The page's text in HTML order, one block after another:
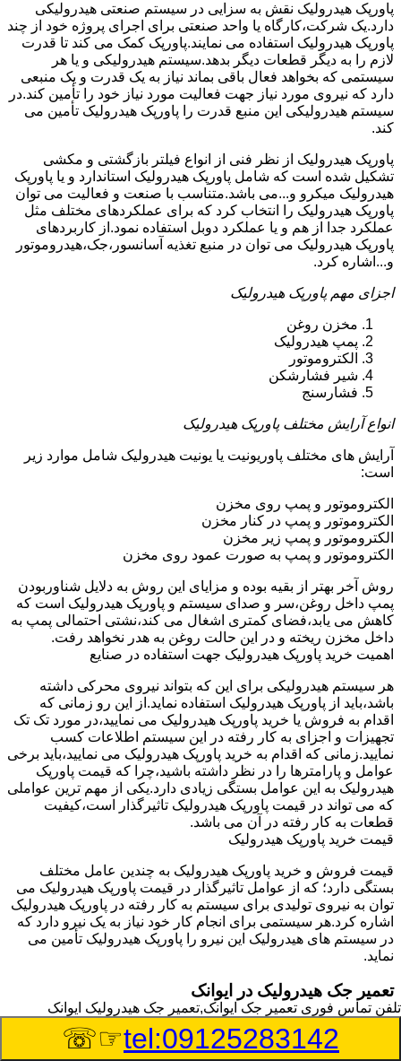
پاورپک هیدرولیک نقش به سزایی در سیستم صنعتی هیدرولیکی
دارد.یک شرکت،کارگاه یا واحد صنعتی برای اجرای پروژه خود از چند
پاورپک هیدرولیک استفاده می نمایند.پاورپک کمک می کند تا قدرت
لازم را به دیگر قطعات دیگر بدهد.سیستم هیدرولیکی و یا هر
سیستمی که بخواهد فعال باقی بماند نیاز به یک قدرت و یک منبعی
دارد که نیروی مورد نیاز جهت فعالیت مورد نیاز خود را تأمین کند.در
سیستم هیدرولیکی این منبع قدرت را پاورپک هیدرولیک تأمین می
کند.
پاورپک هیدرولیک از نظر فنی از انواع فیلتر بازگشتی و مکشی
تشکیل شده است که شامل پاورپک هیدرولیک استاندارد و یا پاورپک
هیدرولیک میکرو و...می باشد.متناسب با صنعت و فعالیت می توان
پاورپک هیدرولیک را انتخاب کرد که برای عملکردهای مختلف مثل
عملکرد جدا از هم و یا عملکرد دوبل استفاده نمود.از کاربردهای
پاورپک هیدرولیک می توان در منبع تغذیه آسانسور،جک،هیدروموتور
و...اشاره کرد.
اجزای مهم پاورپک هیدرولیک
مخزن روغن
پمپ هیدرولیک
الکتروموتور
شیر فشارشکن
فشارسنج
انواع آرایش مختلف پاورپک هیدرولیک
آرایش های مختلف پاوریونیت یا یونیت هیدرولیک شامل موارد زیر
است:
الکتروموتور و پمپ روی مخزن
الکتروموتور و پمپ در کنار مخزن
الکتروموتور و پمپ زیر مخزن
الکتروموتور و پمپ به صورت عمود روی مخزن
روش آخر بهتر از بقیه بوده و مزایای این روش به دلایل شناوربودن
پمپ داخل روغن،سر و صدای سیستم و پاورپک هیدرولیک است که
کاهش می یابد،فضای کمتری اشغال می کند،نشتی احتمالی پمپ به
داخل مخزن ریخته و در این حالت روغن به هدر نخواهد رفت.
اهمیت خرید پاورپک هیدرولیک جهت استفاده در صنایع
هر سیستم هیدرولیکی برای این که بتواند نیروی محرکی داشته
باشد،باید از پاورپک هیدرولیک استفاده نماید.از این رو زمانی که
اقدام به فروش یا خرید پاورپک هیدرولیک می نمایید،در مورد تک تک
تجهیزات و اجزای به کار رفته در این سیستم اطلاعات کسب
نمایید.زمانی که اقدام به خرید پاورپک هیدرولیک می نمایید،باید برخی
عوامل و پارامترها را در نظر داشته باشید،چرا که قیمت پاورپک
هیدرولیک به این عوامل بستگی زیادی دارد.یکی از مهم ترین عواملی
که می تواند در قیمت پاورپک هیدرولیک تاثیرگذار است،کیفیت
قطعات به کار رفته در آن می باشد.
قیمت خرید پاورپک هیدرولیک
قیمت فروش و خرید پاورپک هیدرولیک به چندین عامل مختلف
بستگی دارد؛ که از عوامل تاثیرگذار در قیمت پاورپک هیدرولیک می
توان به نیروی تولیدی برای سیستم به کار رفته در پاورپک هیدرولیک
اشاره کرد.هر سیستمی برای انجام کار خود نیاز به یک نیرو دارد که
در سیستم های هیدرولیک این نیرو را پاورپک هیدرولیک تأمین می
نماید.
تعمیر جک هیدرولیک در ایوانک
وسیله‎ای که با عملکرد خود موجب بلند شدن اهرم و یا وزن سنگین
در یک قسمت می گردد را جک هیدرولیک می نامند.جک هیدرولیک
تلفن تماس فوری تعمیر جک ایوانک,تعمیر جک هیدرولیک ایوانک
tel:09125283142
☞☏